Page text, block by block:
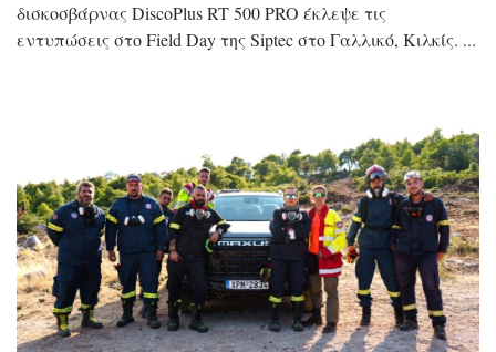
δισκοσβάρνας DiscoPlus RT 500 PRO έκλεψε τις
εντυπώσεις στο Field Day της Siptec στο Γαλλικό, Κιλκίς.